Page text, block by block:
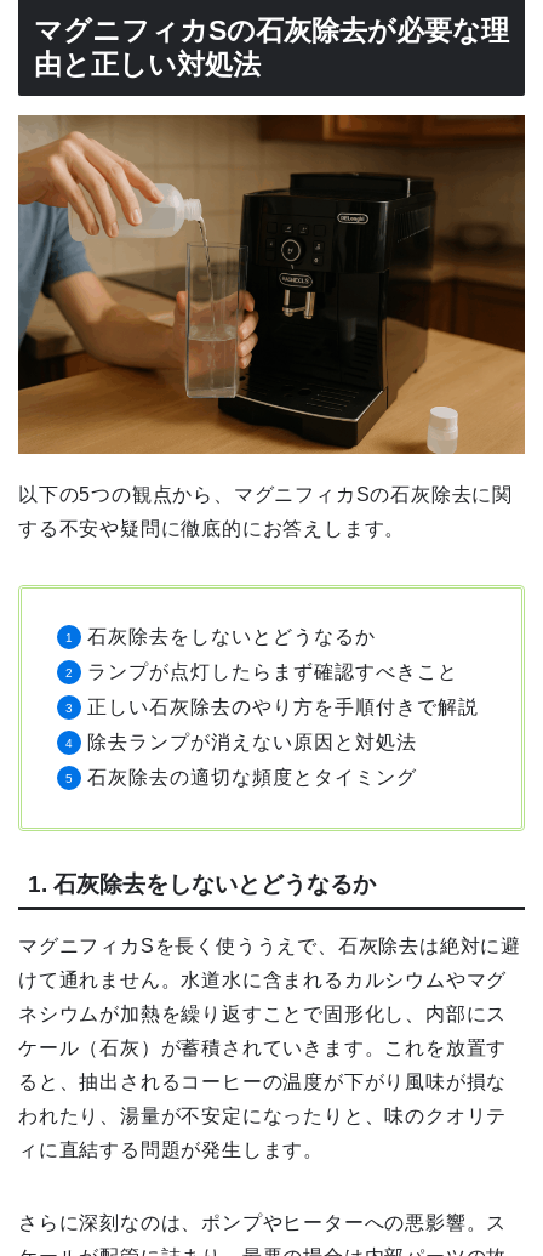
マグニフィカSの石灰除去が必要な理
由と正しい対処法
以下の5つの観点から、マグニフィカSの石灰除去に関
する不安や疑問に徹底的にお答えします。
石灰除去をしないとどうなるか
ランプが点灯したらまず確認すべきこと
正しい石灰除去のやり方を手順付きで解説
除去ランプが消えない原因と対処法
石灰除去の適切な頻度とタイミング
1. 石灰除去をしないとどうなるか
マグニフィカSを長く使ううえで、石灰除去は絶対に避
けて通れません。水道水に含まれるカルシウムやマグ
ネシウムが加熱を繰り返すことで固形化し、内部にス
ケール（石灰）が蓄積されていきます。これを放置す
ると、抽出されるコーヒーの温度が下がり風味が損な
われたり、湯量が不安定になったりと、味のクオリテ
ィに直結する問題が発生します。
さらに深刻なのは、ポンプやヒーターへの悪影響。ス